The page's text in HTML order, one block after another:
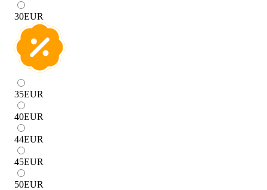
30EUR
35EUR
40EUR
44EUR
45EUR
50EUR